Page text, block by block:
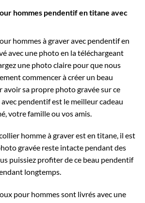
hommes pendentif en titane avec
hommes à graver avec pendentif en
avec une photo en la téléchargeant
une photo claire pour que nous
commencer à créer un beau
avoir sa propre photo gravée sur ce
pendentif est le meilleur cadeau
votre famille ou vos amis.
homme à graver est en titane, il est
gravée reste intacte pendant des
puissiez profiter de ce beau pendentif
longtemps.
pour hommes sont livrés avec une